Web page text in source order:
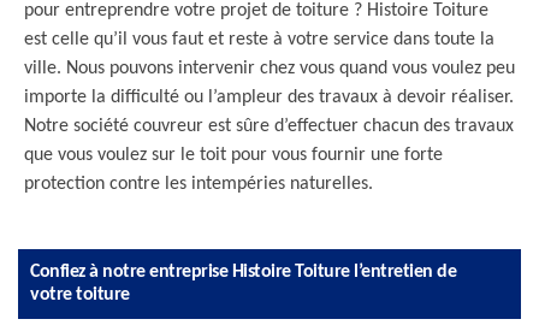
pour entreprendre votre projet de toiture ? Histoire Toiture
est celle qu’il vous faut et reste à votre service dans toute la
ville. Nous pouvons intervenir chez vous quand vous voulez peu
importe la difficulté ou l’ampleur des travaux à devoir réaliser.
Notre société couvreur est sûre d’effectuer chacun des travaux
que vous voulez sur le toit pour vous fournir une forte
protection contre les intempéries naturelles.
Confiez à notre entreprise Histoire Toiture l’entretien de
votre toiture